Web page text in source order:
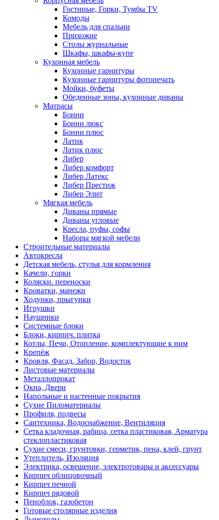
Гостиные, Горки, Тумбы TV
Комоды
Мебель для спальни
Прихожие
Столы журнальные
Шкафы, шкафы-купе
Кухонная мебель
Кухонные гарнитуры
Кухонные гарнитуры фотопечать
Мойки, буфеты
Обеденные зоны, кухонные диваны
Матрасы
Бонни
Бонни люкс
Бонни плюс
Латик
Латик плюс
Либер
Либер комфорт
Либер Латекс
Либер Престиж
Либер Элит
Мягкая мебель
Диваны прямые
Диваны угловые
Кресла, пуфы, софы
Наборы мягкой мебели
Строительные материалы
Автокресла
Детская мебель, стулья для кормления
Качели, горки
Коляски. переноски
Кроватки, манежи
Ходунки, прыгунки
Игрушки
Наушники
Системные блоки
Блоки, кирпич. плитка
Котлы, Печи, Отопление, комплектующие к ним
Крепёж
Кровля, Фасад, Забор, Водосток
Листовые материалы
Металлопрокат
Окна, Двери
Напольные и настенные покрытия
Сухие Пиломатериалы
Профиля, подвесы
Сантехника, Водоснабжение, Вентиляция
Сетка кладочная, рабица, сетка пластиковая, Арматура
стеклопластиковая
Сухие смеси, грунтовки, герметик, пена, клей, грунт
Утеплитель, Изоляция
Электрика, освещение, электротовары и аксессуары
Кирпич облицовочный
Кирпич печной
Кирпич рядовой
Пеноблок, газобетон
Готовые столярные изделия